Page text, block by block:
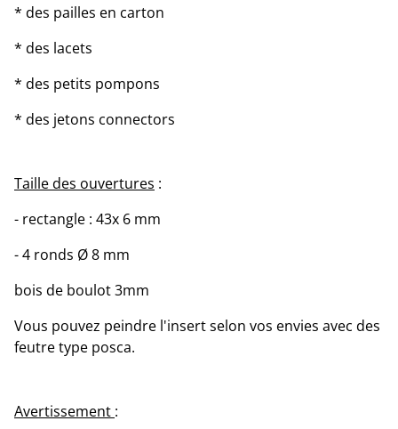
* des pailles en carton
* des lacets
* des petits pompons
* des jetons connectors
Taille des ouvertures :
- rectangle : 43x 6 mm
- 4 ronds Ø 8 mm
bois de boulot 3mm
Vous pouvez peindre l'insert selon vos envies avec des
feutre type posca.
Avertissement :